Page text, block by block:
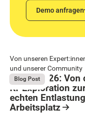
Demo anfragen
Demo anfragen
Von unseren
und unserer Community
August 4, 2026
Blog Post
Bright 2026: Von
KI-Exploration
echten
Arbeitsplatz